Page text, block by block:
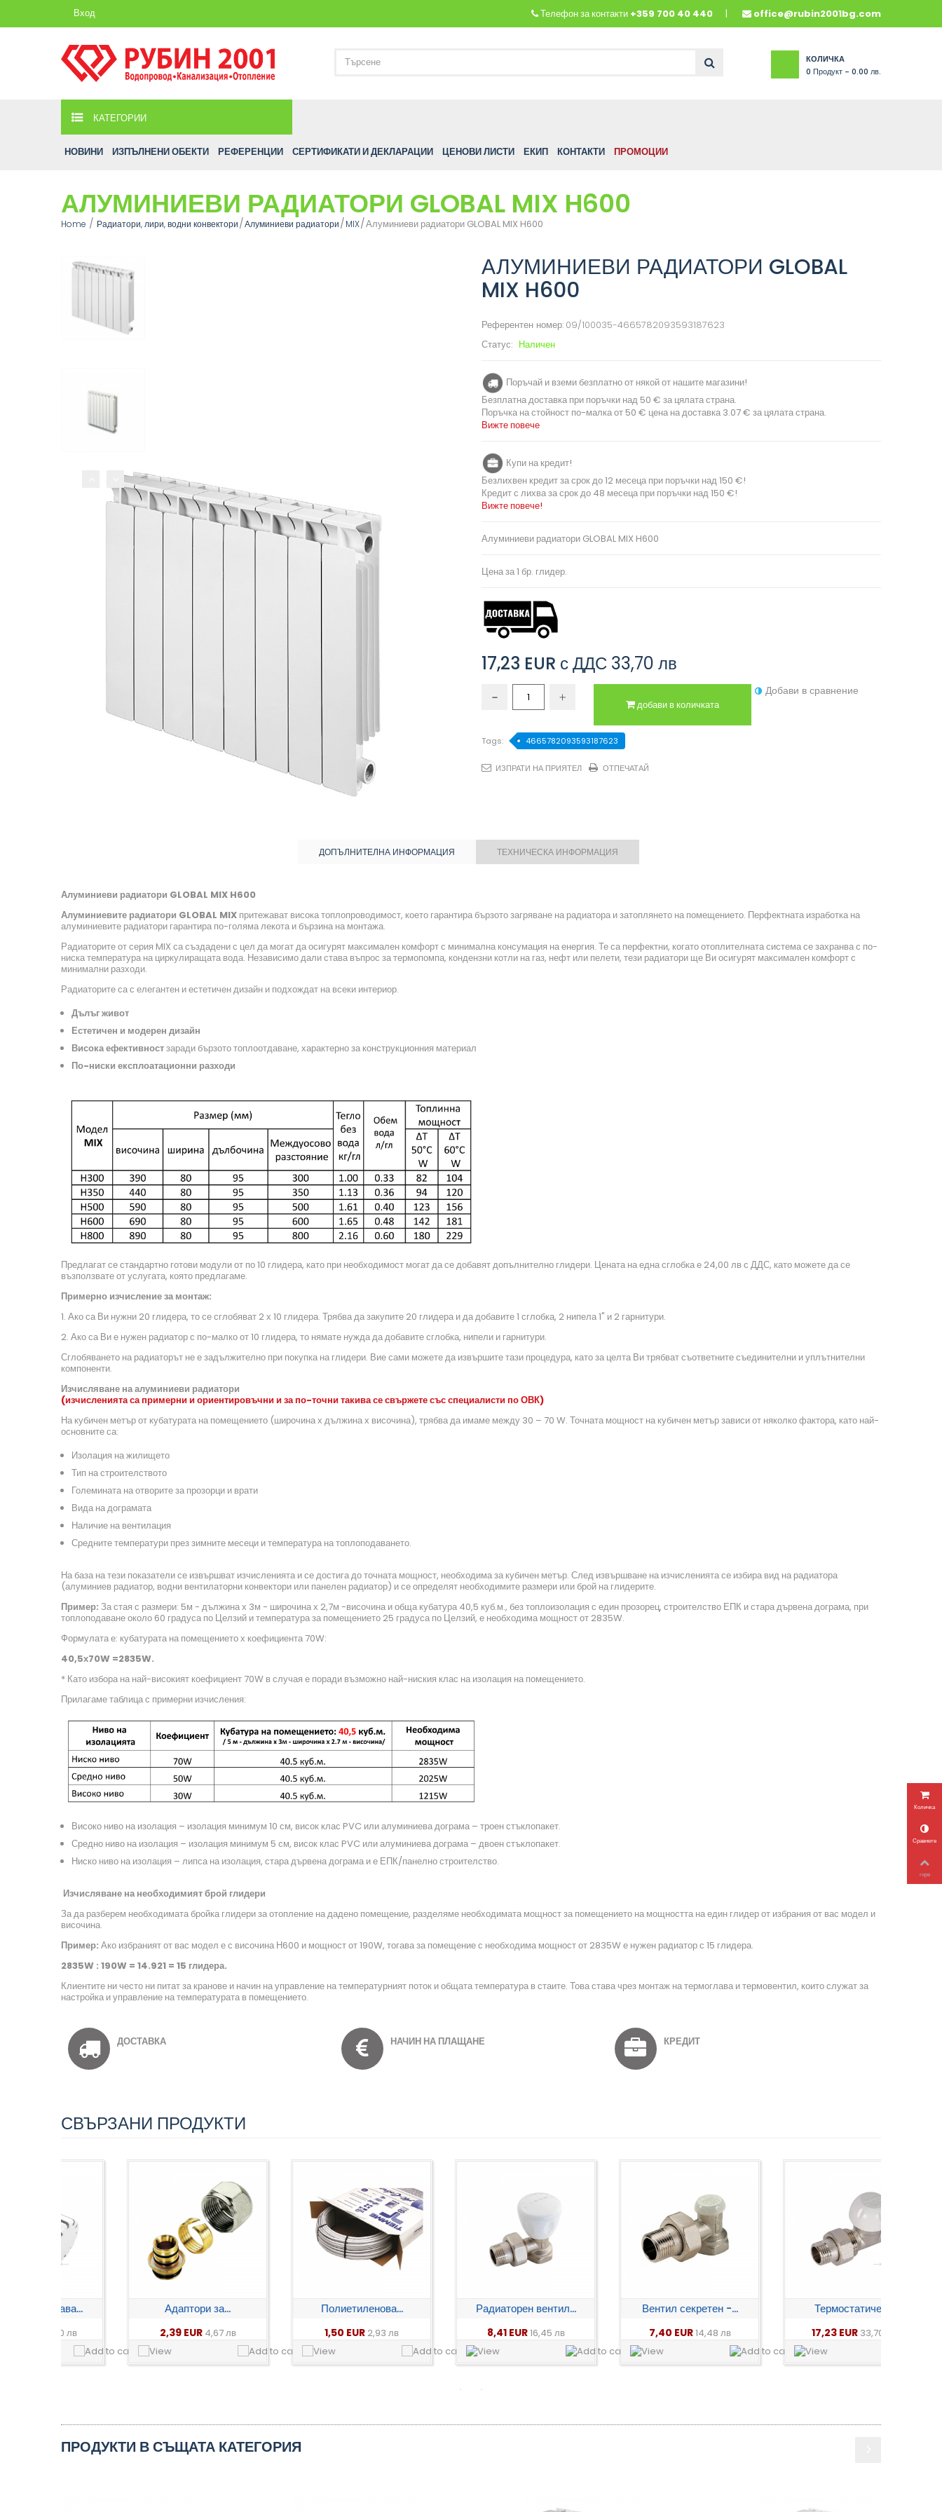
Телефон за контакти +359 700 40 440 office@rubin2001bg.com
Вход
КОЛИЧКА
0 Продукт - 0.00 лв.
КАТЕГОРИИ
НОВИНИ ИЗПЪЛНЕНИ ОБЕКТИ РЕФЕРЕНЦИИ СЕРТИФИКАТИ И ДЕКЛАРАЦИИ ЦЕНОВИ ЛИСТИ ЕКИП КОНТАКТИ ПРОМОЦИИ
АЛУМИНИЕВИ РАДИАТОРИ GLOBAL MIX H600
Home Радиатори, лири, водни конвектори Алуминиеви радиатори MIX Алуминиеви радиатори GLOBAL MIX H600
АЛУМИНИЕВИ РАДИАТОРИ GLOBAL
MIX H600
Референтен номер: 09/100035-4665782093593187623
Статус: Наличен
Поръчай и вземи безплатно от някой от нашите магазини!
Безплатна доставка при поръчки над 50 € за цялата страна.
Поръчка на стойност по-малка от 50 € цена на доставка 3.07 € за цялата страна.
Вижте повече
Купи на кредит!
Безлихвен кредит за срок до 12 месеца при поръчки над 150 €!
Кредит с лихва за срок до 48 месеца при поръчки над 150 €!
Вижте повече!
Алуминиеви радиатори GLOBAL MIX H600
Цена за 1 бр. глидер.
17,23 EUR с ДДС 33,70 лв
добави в количката
Добави в сравнение
Tags: 4665782093593187623
ИЗПРАТИ НА ПРИЯТЕЛ ОТПЕЧАТАЙ
ДОПЪЛНИТЕЛНА ИНФОРМАЦИЯ ТЕХНИЧЕСКА ИНФОРМАЦИЯ
Алуминиеви радиатори GLOBAL MIX H600
Алуминиевите радиатори GLOBAL MIX притежават висока топлопроводимост, което гарантира бързото загряване на радиатора и затоплянето на помещението. Перфектната изработка на
алуминиевите радиатори гарантира по-голяма лекота и бързина на монтажа.
Радиаторите от серия MIX са създадени с цел да могат да осигурят максимален комфорт с минимална консумация на енергия. Те са перфектни, когато отоплителната система се захранва с по-
ниска температура на циркулиращата вода. Независимо дали става въпрос за термопомпа, кондензни котли на газ, нефт или пелети, тези радиатори ще Ви осигурят максимален комфорт с
минимални разходи.
Радиаторите са с елегантен и естетичен дизайн и подхождат на всеки интериор.
Дълъг живот
Естетичен и модерен дизайн
Висока ефективностзаради бързото топлоотдаване, характерно за конструкционния материал
По-ниски експлоатационни разходи
Предлагат се стандартно готови модули от по 10 глидера, като при необходимост могат да се добавят допълнително глидери. Цената на една сглобка е 24,00 лв с ДДС, като можете да се
възползвате от услугата, която предлагаме.
Примерно изчисление за монтаж:
1. Ако са Ви нужни 20 глидера, то се сглобяват 2 х 10 глидера. Трябва да закупите 20 глидера и да добавите 1 сглобка, 2 нипела 1" и 2 гарнитури.
2. Ако са Ви е нужен радиатор с по-малко от 10 глидера, то нямате нужда да добавите сглобка, нипели и гарнитури.
Сглобяването на радиаторът не е задължително при покупка на глидери. Вие сами можете да извършите тази процедура, като за целта Ви трябват съответните съединителни и уплътнителни
компоненти.
Изчисляване на алуминиеви радиатори
(изчисленията са примерни и ориентировъчни и за по-точни такива се свържете със специалисти по ОВК)
На кубичен метър от кубатурата на помещението (широчина х дължина х височина), трябва да имаме между 30 – 70 W. Точната мощност на кубичен метър зависи от няколко фактора, като най-
основните са:
Изолация на жилището
Тип на строителството
Големината на отворите за прозорци и врати
Вида на дограмата
Наличие на вентилация
Средните температури през зимните месеци и температура на топлоподаването.
На база на тези показатели се извършват изчисленията и се достига до точната мощност, необходима за кубичен метър. След извършване на изчисленията се избира вид на радиатора
(алуминиев радиатор, водни вентилаторни конвектори или панелен радиатор) и се определят необходимите размери или брой на глидерите.
Пример: За стая с размери: 5м - дължина х 3м - широчина х 2,7м -височина и обща кубатура 40,5 куб.м., без топлоизолация с един прозорец, строителство ЕПК и стара дървена дограма, при
топлоподаване около 60 градуса по Целзий и температура за помещението 25 градуса по Целзий, е необходима мощност от 2835W.
Формулата е: кубатурата на помещението х коефициента 70W:
40,5х70W =2835W.
* Като избора на най-високият коефициент 70W в случая е поради възможно най-ниския клас на изолация на помещението.
Прилагаме таблица с примерни изчисления:
Високо ниво на изолация – изолация минимум 10 см, висок клас PVC или алуминиева дограма – троен стъклопакет.
Средно ниво на изолация – изолация минимум 5 см, висок клас PVC или алуминиева дограма – двоен стъклопакет.
Ниско ниво на изолация – липса на изолация, стара дървена дограма и е ЕПК/панелно строителство.
Изчисляване на необходимият брой глидери
За да разберем необходимата бройка глидери за отопление на дадено помещение, разделяме необходимата мощност за помещението на мощността на един глидер от избрания от вас модел и
височина.
Пример: Ако избраният от вас модел е с височина Н600 и мощност от 190W, тогава за помещение с необходима мощност от 2835W е нужен радиатор с 15 глидера.
2835W : 190W = 14.921 = 15 глидера.
Клиентите ни често ни питат за кранове и начин на управление на температурният поток и общата температура в стаите. Това става чрез монтаж на термоглава и термовентил, които служат за
настройка и управление на температурата в помещението.
ДОСТАВКА НАЧИН НА ПЛАЩАНЕ КРЕДИТ
СВЪРЗАНИ ПРОДУКТИ
Адаптори за...
4,67 лв
Полиетиленова...
2,93 лв
Радиаторен вентил...
16,45 лв
Вентил секретен -...
14,48 лв
Термостатичен...
33,70 лв
ПРОДУКТИ В СЪЩАТА КАТЕГОРИЯ
Количка
Сравнете
горе